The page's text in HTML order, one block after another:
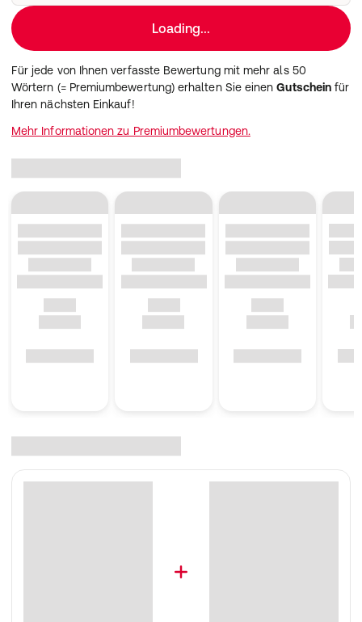
Loading...
Für jede von Ihnen verfasste Bewertung mit mehr als 50
Wörtern (= Premiumbewertung) erhalten Sie einenGutschein für
Ihren nächsten Einkauf!
Mehr Informationen zu Premiumbewertungen.